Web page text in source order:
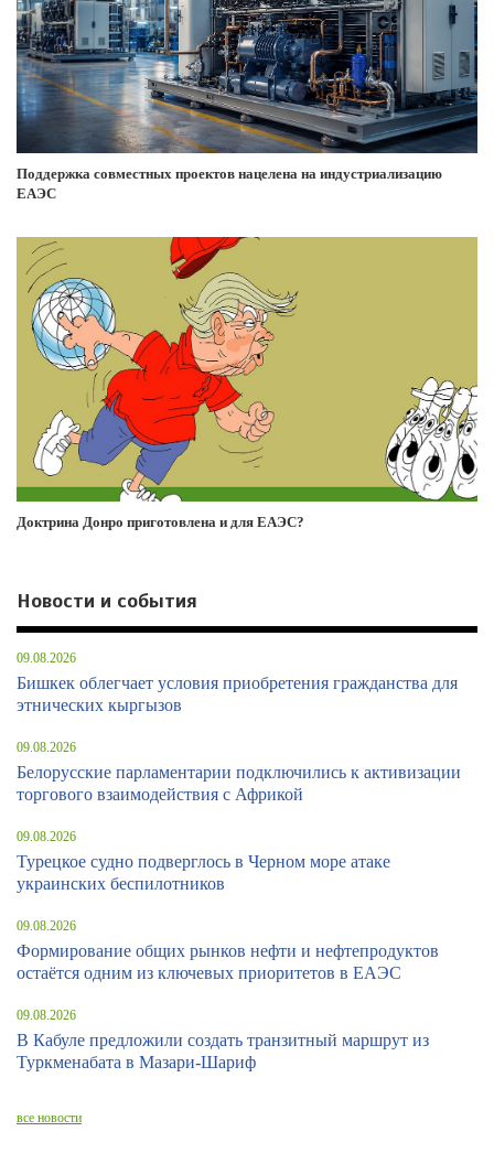
Поддержка совместных проектов нацелена на индустриализацию
ЕАЭС
Доктрина Донро приготовлена и для ЕАЭС?
Новости и события
09.08.2026
Бишкек облегчает условия приобретения гражданства для
этнических кыргызов
09.08.2026
Белорусские парламентарии подключились к активизации
торгового взаимодействия с Африкой
09.08.2026
Турецкое судно подверглось в Черном море атаке
украинских беспилотников
09.08.2026
Формирование общих рынков нефти и нефтепродуктов
остаётся одним из ключевых приоритетов в ЕАЭС
09.08.2026
В Кабуле предложили создать транзитный маршрут из
Туркменабата в Мазари-Шариф
все новости